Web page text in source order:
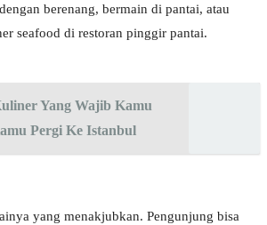
berenang, bermain di pantai, atau
seafood di restoran pinggir pantai.
Yang Wajib Kamu
Pergi Ke Istanbul
yang menakjubkan. Pengunjung bisa